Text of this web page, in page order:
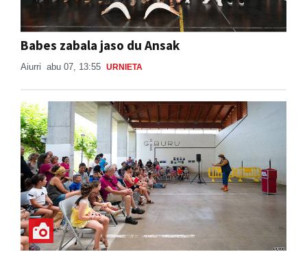
Babes zabala jaso du Ansak
Aiurri abu 07, 13:55 URNIETA